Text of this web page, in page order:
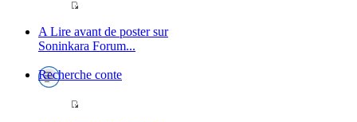
A Lire avant de poster sur
Soninkara Forum...
Recherche conte